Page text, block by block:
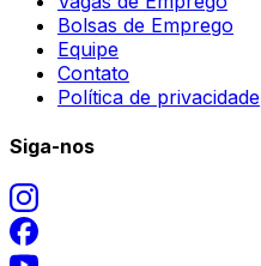
Bolsas de Emprego
Equipe
Contato
Política de privacidade
Siga-nos